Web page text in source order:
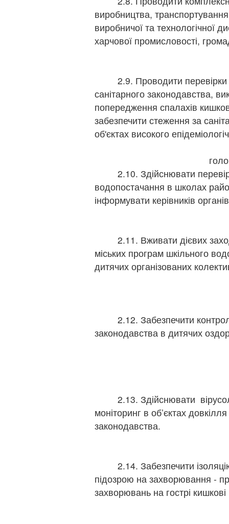
виробництва, транспортування
виробничої та технологічної
харчової промисловості,
2.9. Проводити перевірки
санітарного законодавства,
попередження спалахів
забезпечити стеження за
об'єктах високого
2.10. Здійснювати
водопостачання в школах
інформувати керівників
2.11. Вживати дієвих
міських програм шкільного
дитячих організованих
2.12. Забезпечити
законодавства в дитячих
2.13. Здійснювати
моніторинг в об’єктах
законодавства.
2.14. Забезпечити ізоляцію
підозрою на захворювання -
захворювань на гострі кишкові